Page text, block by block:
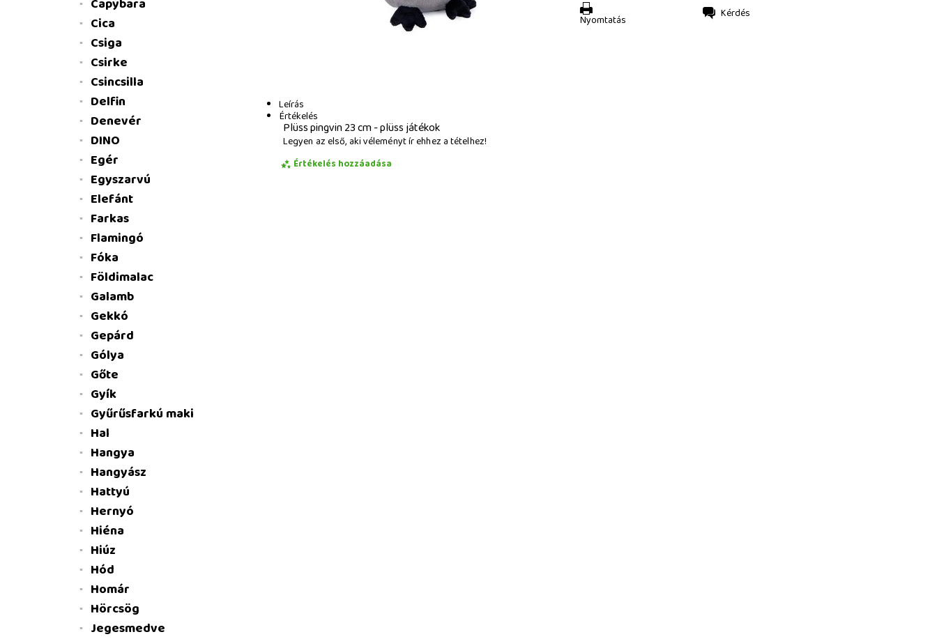
Nyomtatás Kérdés
Leírás
Értékelés
Plüss pingvin 23 cm - plüss játékok
Legyen az első, aki véleményt ír ehhez a tételhez!
Értékelés hozzáadása
Capybara
Cica
Csiga
Csirke
Csincsilla
Delfin
Denevér
DINO
Egér
Egyszarvú
Elefánt
Farkas
Flamingó
Fóka
Földimalac
Galamb
Gekkó
Gepárd
Gólya
Gőte
Gyík
Gyűrűsfarkú maki
Hal
Hangya
Hangyász
Hattyú
Hernyó
Hiéna
Hiúz
Hód
Homár
Hörcsög
Jegesmedve